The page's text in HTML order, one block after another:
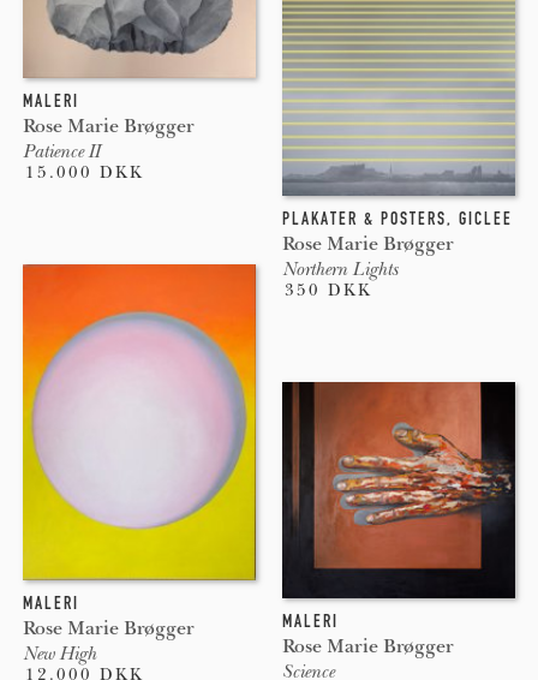
PLAKATER & POSTERS, GICLEE
Rose Marie Brøgger
Northern Lights
350 DKK
MALERI
Rose Marie Brøgger
Patience II
15.000 DKK
MALERI
Rose Marie Brøgger
New High
12.000 DKK
MALERI
Rose Marie Brøgger
Science